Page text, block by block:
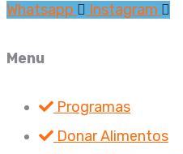
Whatsapp
Instagram
Menu
Programas
Donar Alimentos